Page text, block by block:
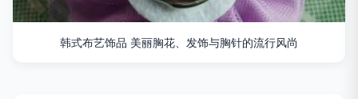
韩式布艺饰品 美丽胸花、发饰与胸针的流行风尚